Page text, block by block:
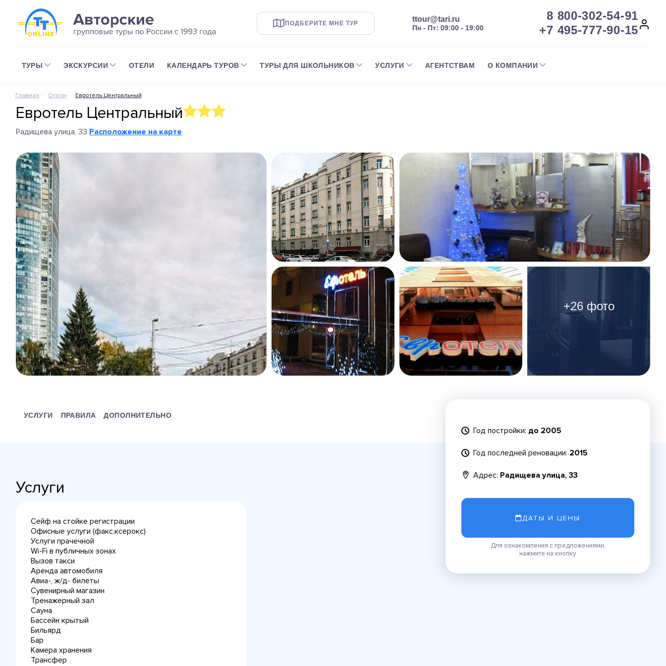
ПОДБЕРИТЕ МНЕ ТУР ttour@tari.ru
Пн - Пт: 09:00 - 19:00
8 800-302-54-91
+7 495-777-90-15
ТУРЫ ЭКСКУРСИИ ОТЕЛИ КАЛЕНДАРЬ ТУРОВ ТУРЫ ДЛЯ ШКОЛЬНИКОВ УСЛУГИ АГЕНТСТВАМ О КОМПАНИИ
Главная Отели Евротель Центральный
Евротель Центральный
Радищева улица, 33 Расположение на карте
+26 фото
Год постройки: до 2005
Год последней реновации: 2015
Адрес: Радищева улица, 33
ДАТЫ И ЦЕНЫ
Для ознакомления с предложениями,
нажмите на кнопку
УСЛУГИ ПРАВИЛА ДОПОЛНИТЕЛЬНО
Услуги
Сейф на стойке регистрации
Офисные услуги (факс,ксерокс)
Услуги прачечной
Wi-Fi в публичных зонах
Вызов такси
Аренда автомобиля
Авиа-, ж/д- билеты
Сувенирный магазин
Тренажерный зал
Сауна
Бассейн крытый
Бильярд
Бар
Камера хранения
Трансфер